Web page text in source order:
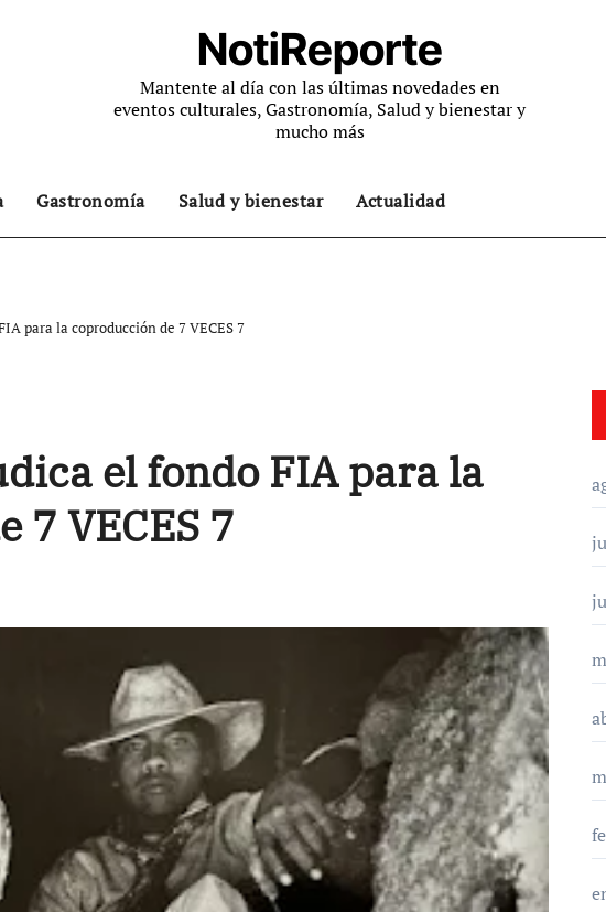
NotiReporte
Mantente al día con las últimas novedades en
eventos culturales, Gastronomía, Salud y bienestar y
mucho más
Gastronomía Salud y bienestar Actualidad
para la coproducción de 7 VECES 7
el fondo FIA para la
7 VECES 7